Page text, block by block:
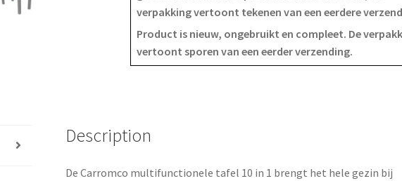
c
e
n
t
a
r
verpakking vertoont tekenen van een eerdere
Product is nieuw, ongebruikt en compleet. De
vertoont sporen van een eerder verzending.
Description
De Carromco multifunctionele tafel 10 in 1 brengt het hele gezin bij